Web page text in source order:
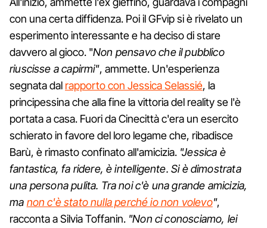
con una certa diffidenza. Poi il GFvip si è rivelato un
esperimento interessante e ha deciso di stare
davvero al gioco. "Non pensavo che il pubblico
riuscisse a capirmi", ammette. Un'esperienza
segnata dal rapporto con Jessica Selassié, la
principessina che alla fine la vittoria del reality se l'è
portata a casa. Fuori da Cinecittà c'era un esercito
schierato in favore del loro legame che, ribadisce
Barù, è rimasto confinato all'amicizia. "Jessica è
fantastica, fa ridere, è intelligente. Si è dimostrata
una persona pulita. Tra noi c'è una grande amicizia,
ma non c'è stato nulla perché io non volevo",
racconta a Silvia Toffanin. "Non ci conosciamo, lei